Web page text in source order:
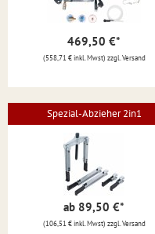
469,50 €*
(558,71 € inkl. Mwst) zzgl. Versand
Spezial-Abzieher 2in1
ab 89,50 €*
(106,51 € inkl. Mwst) zzgl. Versand